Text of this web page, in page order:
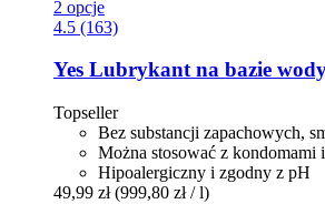
2 opcje
4.5 (163)
Yes Lubrykant na bazie
Topseller
Bez substancji zapachowych,
Można stosować z
Hipoalergiczny i zgodny z pH
49,99 zł (999,80 zł / l)